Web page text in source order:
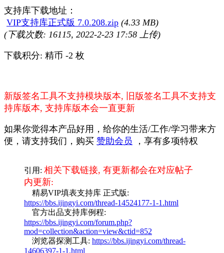
支持库下载地址：
VIP支持库正式版 7.0.208.zip (4.33 MB)
(下载次数: 16115, 2022-2-23 17:58 上传)
下载积分: 精币 -2 枚
新版签名工具不支持模块版本, 旧版签名工具不支持支
持库版本, 支持库版本会一直更新
如果你觉得本产品好用，给你的生活/工作/学习带来方
便，请支持我们，购买 赞助会员 ，享有多项特权
引用: 相关下载链接, 有更新都会在对应帖子
内更新:
精易VIP填表支持库 正式版:
https://bbs.ijingyi.com/thread-14524177-1-1.html
官方出品支持库例程:
https://bbs.ijingyi.com/forum.php?
mod=collection&action=view&ctid=852
浏览器探测工具: https://bbs.ijingyi.com/thread-
14606397-1-1.html